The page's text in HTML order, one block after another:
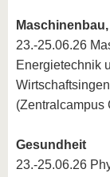
23.-25.06.26
Energietechnik
(Zentralcampus
Gesundheit
23.-25.06.26